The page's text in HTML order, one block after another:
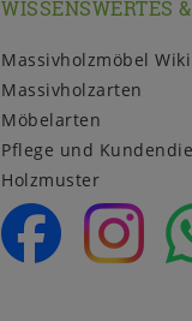
WISSENSWERTES
Massivholzmöbel Wiki
Massivholzarten
Möbelarten
Pflege und
Holzmuster